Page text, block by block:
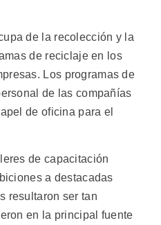
de la recolección y la
de reciclaje en los
Los programas de
de las compañías
de oficina para el
de capacitación
a destacadas
resultaron ser tan
en la principal fuente